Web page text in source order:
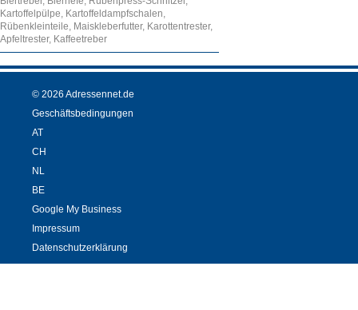
Kartoffelpülpe, Kartoffeldampfschalen,
Rübenkleinteile, Maiskleberfutter, Karottentrester,
Apfeltrester, Kaffeetreber
© 2026 Adressennet.de
Geschäftsbedingungen
AT
CH
NL
BE
Google My Business
Impressum
Datenschutzerklärung